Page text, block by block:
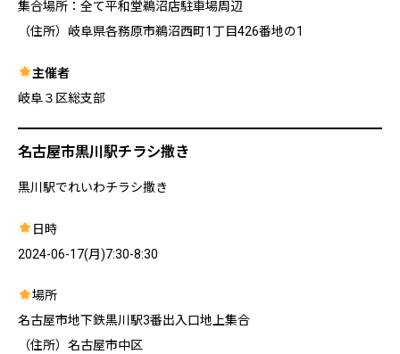
集合場所：全て平和堂鵜沼店駐車場周辺
（住所）岐阜県各務原市鵜沼西町1丁目426番地の1
主催者
岐阜３区総支部
名古屋市黒川駅チラシ撒き
黒川駅でれいわチラシ撒き
日時
2024-06-17(月)7:30-8:30
場所
名古屋市地下鉄黒川駅3番出入口地上集合
（住所）名古屋市中区